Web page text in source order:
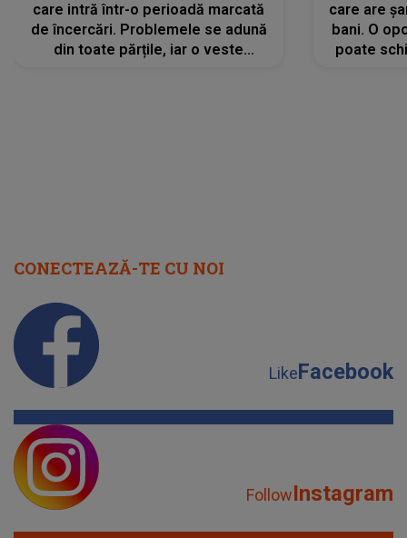
care intră într-o perioadă marcată
de încercări. Problemele se adună
din toate părțile, iar o veste
care are
bani. O
poate
CONECTEAZĂ-TE CU NOI
LikeFacebook
FollowInstagram